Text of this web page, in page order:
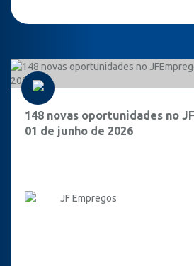
148 novas oportunidades no
01 de junho de 2026
JF Empregos